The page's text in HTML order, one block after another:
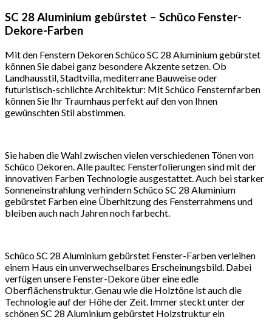
SC 28 Aluminium gebürstet – Schüco Fenster-
Dekore-Farben
Mit den Fenstern Dekoren Schüco SC 28 Aluminium gebürstet
können Sie dabei ganz besondere Akzente setzen. Ob
Landhausstil, Stadtvilla, mediterrane Bauweise oder
futuristisch-schlichte Architektur: Mit Schüco Fensternfarben
können Sie Ihr Traumhaus perfekt auf den von Ihnen
gewünschten Stil abstimmen.
Sie haben die Wahl zwischen vielen verschiedenen Tönen von
Schüco Dekoren. Alle paultec Fensterfolierungen sind mit der
innovativen Farben Technologie ausgestattet. Auch bei starker
Sonneneinstrahlung verhindern Schüco SC 28 Aluminium
gebürstet Farben eine Überhitzung des Fensterrahmens und
bleiben auch nach Jahren noch farbecht.
Schüco SC 28 Aluminium gebürstet Fenster-Farben verleihen
einem Haus ein unverwechselbares Erscheinungsbild. Dabei
verfügen unsere Fenster-Dekore über eine edle
Oberflächenstruktur. Genau wie die Holztöne ist auch die
Technologie auf der Höhe der Zeit. Immer steckt unter der
schönen SC 28 Aluminium gebürstet Holzstruktur ein